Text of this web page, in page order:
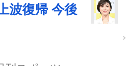
波復帰 今後